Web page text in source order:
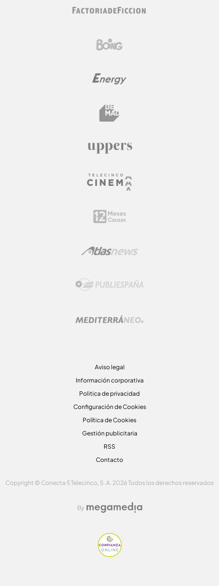
Aviso legal
Información corporativa
Politica de privacidad
Configuración de Cookies
Política de Cookies
Gestión publicitaria
RSS
Contacto
Copyright © Conecta 5 Telecinco, S. A. 2026 Todos los derechos reservados
By